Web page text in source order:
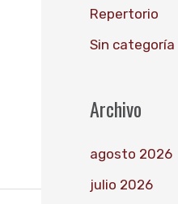
Repertorio
Sin categoría
Archivo
agosto 2026
julio 2026